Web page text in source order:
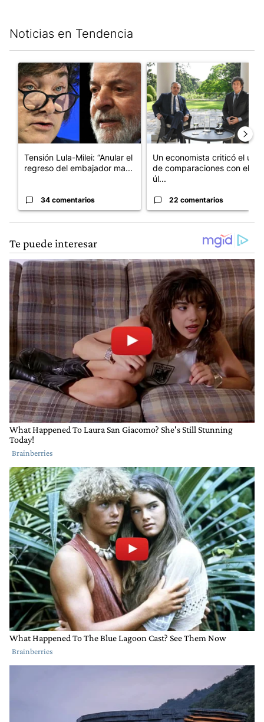
Noticias en Tendencia
Un artículo de tendencia con el título "Tensión Lula-Milei:
Tensión Lula-Milei: “Anular el
regreso del embajador ma...
34 comentarios
Un artículo de tendencia con
Un economista criticó el uso
de comparaciones con el
úl...
22 comentarios